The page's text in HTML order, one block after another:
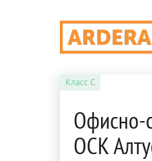
Класс C
Офисно-
ОСК